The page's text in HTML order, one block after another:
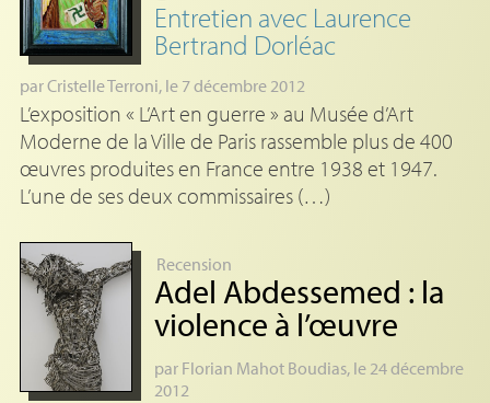
Entretien avec Laurence
Bertrand Dorléac
parCristelle Terroni, le 7 décembre 2012
L’exposition « L’Art en guerre » au Musée d’Art
Moderne de la Ville de Paris rassemble plus de 400
œuvres produites en France entre 1938 et 1947.
L’une de ses deux commissaires (…)
Recension
Adel Abdessemed : la
violence à l’œuvre
par Florian Mahot Boudias, le 24 décembre
2012